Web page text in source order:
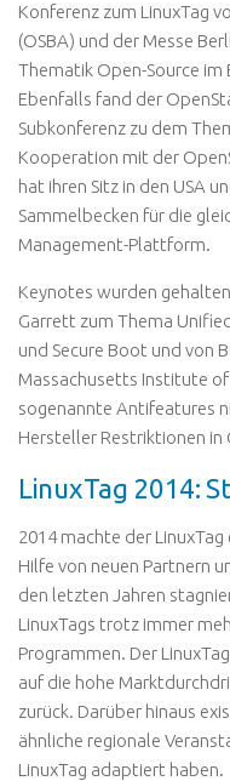
Konferenz zum LinuxTag
(OSBA) und der Messe
Thematik Open-Source
Ebenfalls fand der
Subkonferenz zu dem
Kooperation mit der
hat ihren Sitz in den USA
Sammelbecken für die
Management-Plattform.
Keynotes wurden
Garrett zum Thema
und Secure Boot und von
Massachusetts Institute
sogenannte Antifeatures
Hersteller Restriktionen in
LinuxTag 2014:
2014 machte der
Hilfe von neuen Partnern
den letzten Jahren
LinuxTags trotz immer
Programmen. Der
auf die hohe
zurück. Darüber hinaus
ähnliche regionale
LinuxTag adaptiert haben.